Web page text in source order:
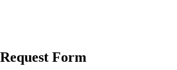
Form